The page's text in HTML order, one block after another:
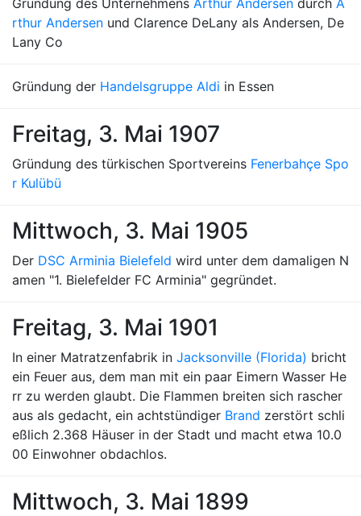
Gründung des Unternehmens Arthur Andersen durch A
rthur Andersen und Clarence DeLany als Andersen, De
Lany Co
Gründung der Handelsgruppe Aldi in Essen
Freitag, 3. Mai 1907
Gründung des türkischen Sportvereins Fenerbahçe Spo
r Kulübü
Mittwoch, 3. Mai 1905
Der DSC Arminia Bielefeld wird unter dem damaligen N
amen "1. Bielefelder FC Arminia" gegründet.
Freitag, 3. Mai 1901
In einer Matratzenfabrik in Jacksonville (Florida) bricht
ein Feuer aus, dem man mit ein paar Eimern Wasser He
rr zu werden glaubt. Die Flammen breiten sich rascher
aus als gedacht, ein achtstündiger Brand zerstört schli
eßlich 2.368 Häuser in der Stadt und macht etwa 10.0
00 Einwohner obdachlos.
Mittwoch, 3. Mai 1899